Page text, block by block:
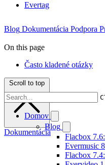
Evertag
Blog Dokumentácia Podpora
Domov
Blog
Flacbox
Evermusic
Flacbox
On this page
Často kladené otázky
Scroll to top
Dokumentácia